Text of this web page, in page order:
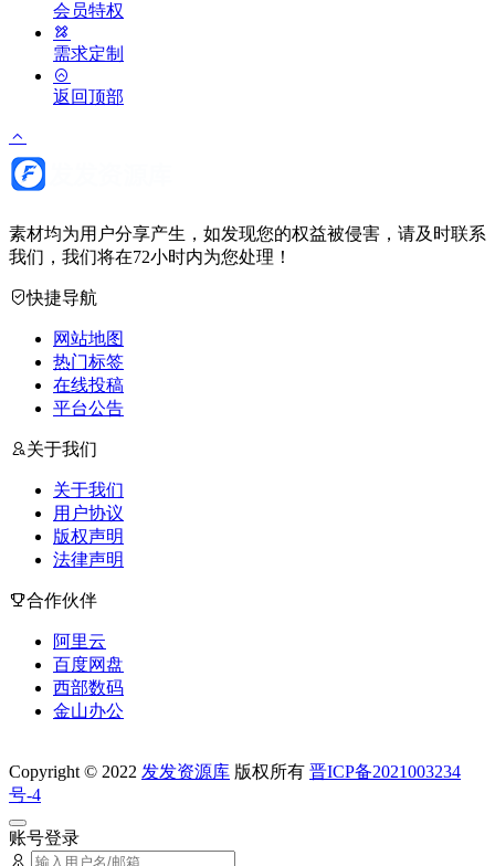
会员特权
需求定制
返回顶部
素材均为用户分享产生，如发现您的权益被侵害，请及时联系
我们，我们将在72小时内为您处理！
快捷导航
网站地图
热门标签
在线投稿
平台公告
关于我们
关于我们
用户协议
版权声明
法律声明
合作伙伴
阿里云
百度网盘
西部数码
金山办公
Copyright © 2022 发发资源库 版权所有 晋ICP备2021003234
号-4
账号登录